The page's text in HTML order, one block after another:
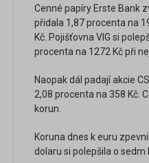
Cenné papíry Erste Bank
přidala 1,87 procenta na
Kč. Pojišťovna VIG si
procenta na 1272 Kč při
Naopak dál padají akcie
2,08 procenta na 358 Kč.
korun.
Koruna dnes k euru
dolaru si polepšila o sedm